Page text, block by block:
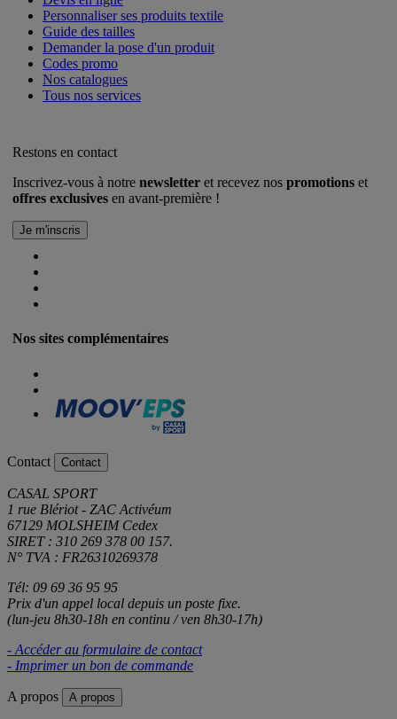
Personnaliser ses produits textile
Guide des tailles
Demander la pose d'un produit
Codes promo
Nos catalogues
Tous nos services
Restons en contact
Inscrivez-vous à notre newsletter et recevez nos promotions et
offres exclusives en avant-première !
Nos sites complémentaires
Contact Contact
CASAL SPORT
1 rue Blériot - ZAC Activéum
67129 MOLSHEIM Cedex
SIRET : 310 269 378 00 157.
N° TVA : FR26310269378
Tél: 09 69 36 95 95
Prix d'un appel local depuis un poste fixe.
(lun-jeu 8h30-18h en continu / ven 8h30-17h)
- Accéder au formulaire de contact
- Imprimer un bon de commande
A propos A propos